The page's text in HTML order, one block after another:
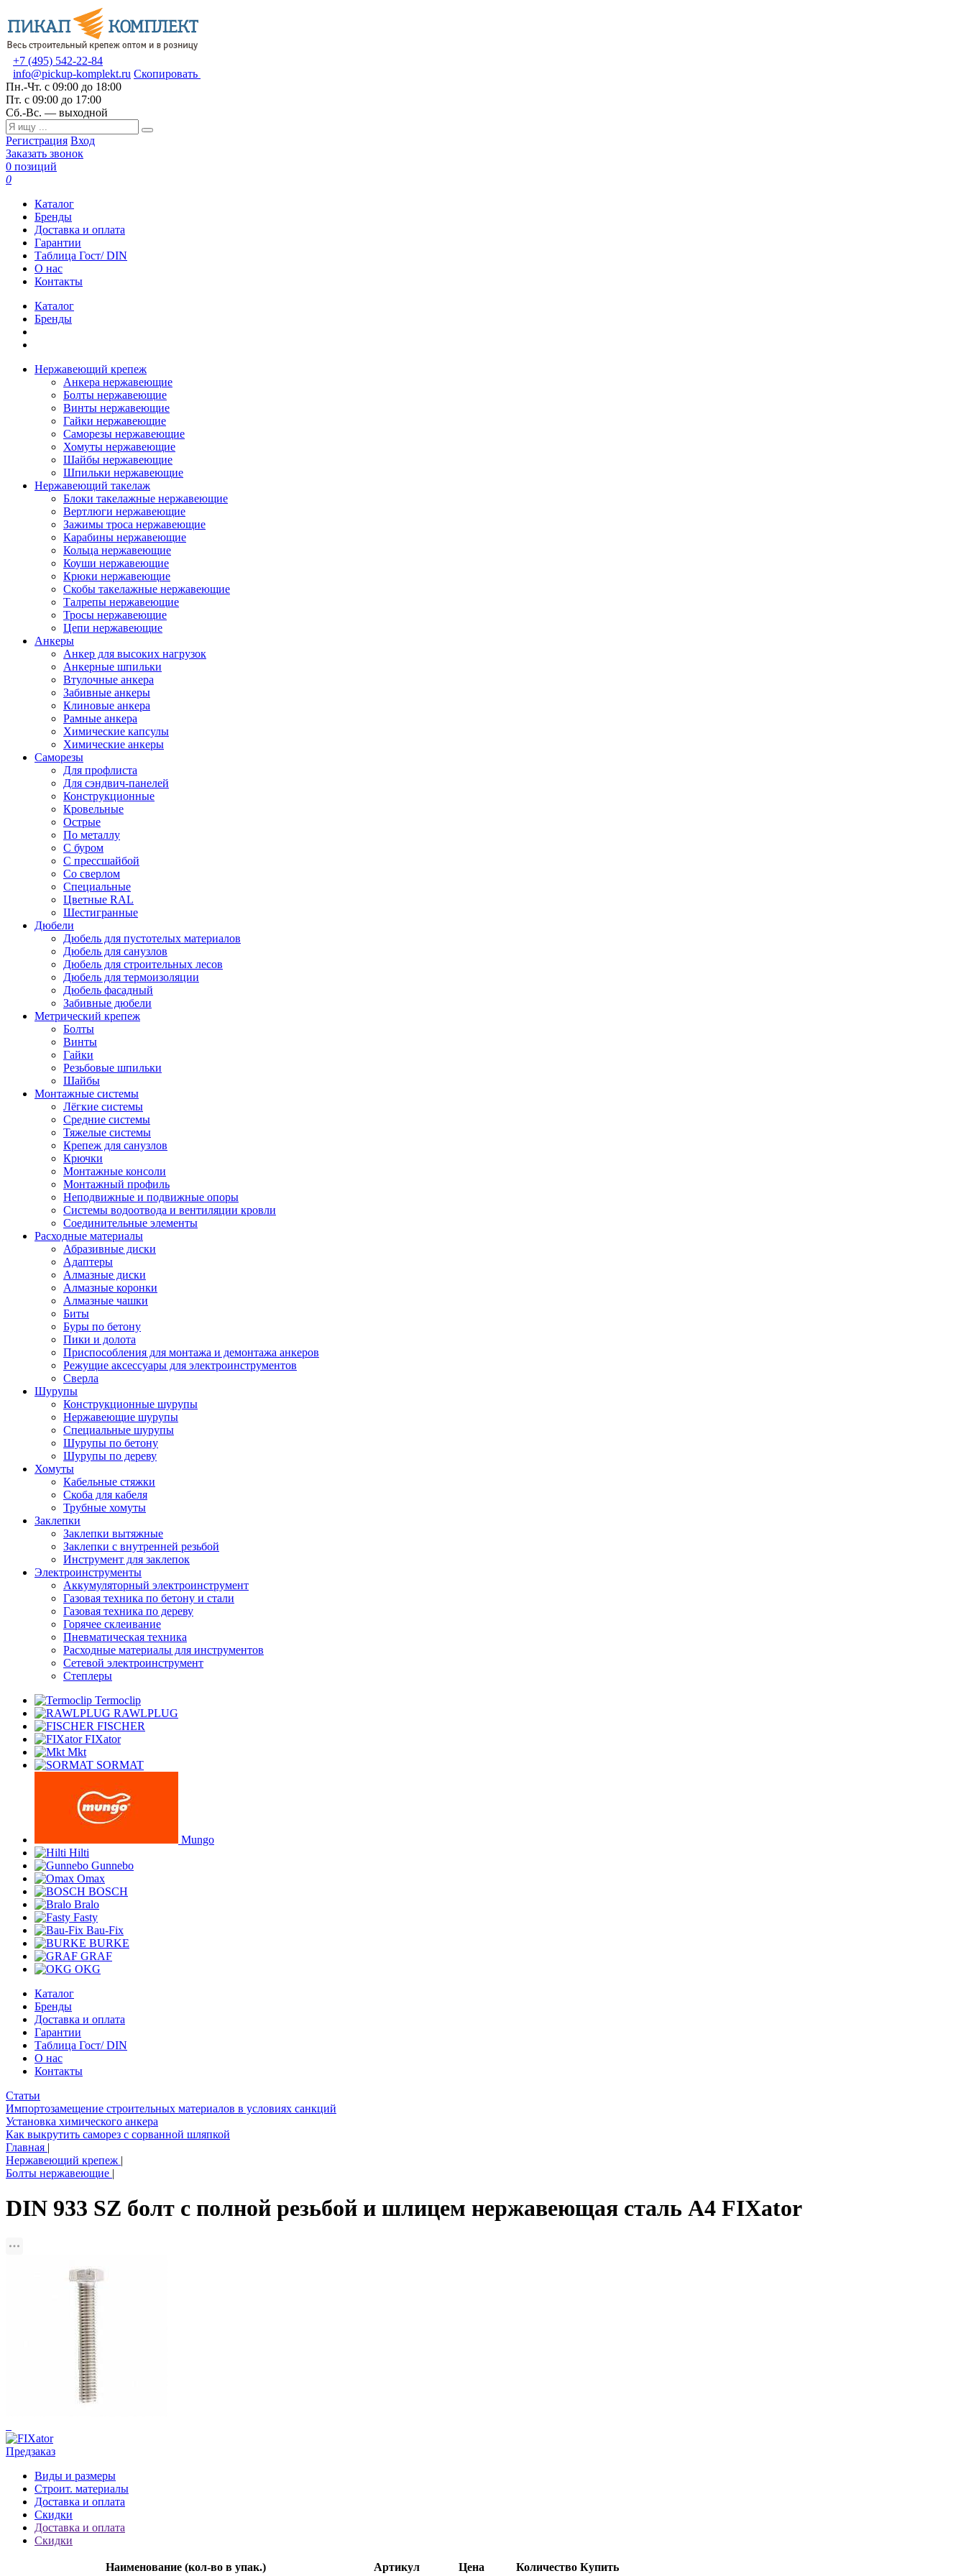
+7 (495) 542-22-84
info@pickup-komplekt.ru Скопировать
Пн.-Чт. с 09:00 до 18:00
Пт. с 09:00 до 17:00
Сб.-Вс. — выходной
Регистрация Вход
Заказать звонок
0 позиций
0
Каталог
Бренды
Доставка и оплата
Гарантии
Таблица Гост/ DIN
О нас
Контакты
Каталог
Бренды
Нержавеющий крепеж
Анкера нержавеющие
Болты нержавеющие
Винты нержавеющие
Гайки нержавеющие
Саморезы нержавеющие
Хомуты нержавеющие
Шайбы нержавеющие
Шпильки нержавеющие
Нержавеющий такелаж
Блоки такелажные нержавеющие
Вертлюги нержавеющие
Зажимы троса нержавеющие
Карабины нержавеющие
Кольца нержавеющие
Коуши нержавеющие
Крюки нержавеющие
Скобы такелажные нержавеющие
Талрепы нержавеющие
Тросы нержавеющие
Цепи нержавеющие
Анкеры
Анкер для высоких нагрузок
Анкерные шпильки
Втулочные анкера
Забивные анкеры
Клиновые анкера
Рамные анкера
Химические капсулы
Химические анкеры
Саморезы
Для профлиста
Для сэндвич-панелей
Конструкционные
Кровельные
Острые
По металлу
С буром
С прессшайбой
Со сверлом
Специальные
Цветные RAL
Шестигранные
Дюбели
Дюбель для пустотелых материалов
Дюбель для санузлов
Дюбель для строительных лесов
Дюбель для термоизоляции
Дюбель фасадный
Забивные дюбели
Метрический крепеж
Болты
Винты
Гайки
Резьбовые шпильки
Шайбы
Монтажные системы
Лёгкие системы
Средние системы
Тяжелые системы
Крепеж для санузлов
Крючки
Монтажные консоли
Монтажный профиль
Неподвижные и подвижные опоры
Системы водоотвода и вентиляции кровли
Соединительные элементы
Расходные материалы
Абразивные диски
Адаптеры
Алмазные диски
Алмазные коронки
Алмазные чашки
Биты
Буры по бетону
Пики и долота
Приспособления для монтажа и демонтажа анкеров
Режущие аксессуары для электроинструментов
Сверла
Шурупы
Конструкционные шурупы
Нержавеющие шурупы
Специальные шурупы
Шурупы по бетону
Шурупы по дереву
Хомуты
Кабельные стяжки
Скоба для кабеля
Трубные хомуты
Заклепки
Заклепки вытяжные
Заклепки с внутренней резьбой
Инструмент для заклепок
Электроинструменты
Аккумуляторный электроинструмент
Газовая техника по бетону и стали
Газовая техника по дереву
Горячее склеивание
Пневматическая техника
Расходные материалы для инструментов
Сетевой электроинструмент
Степлеры
Termoclip
RAWLPLUG
FISCHER
FIXator
Mkt
SORMAT
Mungo
Hilti
Gunnebo
Omax
BOSCH
Bralo
Fasty
Bau-Fix
BURKE
GRAF
OKG
Каталог
Бренды
Доставка и оплата
Гарантии
Таблица Гост/ DIN
О нас
Контакты
Статьи
Импортозамещение строительных материалов в условиях санкций
Установка химического анкера
Как выкрутить саморез с сорванной шляпкой
Главная |
Нержавеющий крепеж |
Болты нержавеющие |
DIN 933 SZ болт с полной резьбой и шлицем нержавеющая сталь A4 FIXator
Предзаказ
Виды и размеры
Строит. материалы
Доставка и оплата
Скидки
Доставка и оплата
Скидки
Наименование (кол-во в упак.) Артикул Цена Количество Купить